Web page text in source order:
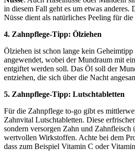
in diesem Fall geht es um etwas anderes.
Nüsse dient als natürliches Peeling für die
4. Zahnpflege-Tipp: Ölziehen
Ölziehen ist schon lange kein
angewendet, wobei der Mundraum mit
entgiftet werden soll. Das Öl soll der
entziehen, die sich über die Nacht
5. Zahnpflege-Tipp: Lutschtabletten
Für die Zahnpflege to-go gibt es
Zahnvital Lutschtabletten. Diese
sondern versorgen Zahn und Zahnfleisch
wertvollen Wirkstoffen. Achte bei dem
dass zum Beispiel Vitamin C oder